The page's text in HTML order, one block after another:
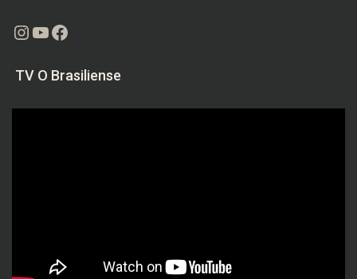
Instagram
Youtube
Facebook
TV O Brasiliense